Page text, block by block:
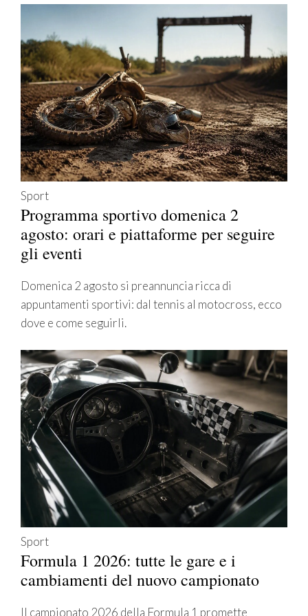
Sport
Programma sportivo domenica 2
agosto: orari e piattaforme per seguire
gli eventi
Domenica 2 agosto si preannuncia ricca di
appuntamenti sportivi: dal tennis al motocross, ecco
dove e come seguirli.
Sport
Formula 1 2026: tutte le gare e i
cambiamenti del nuovo campionato
Il campionato 2026 della Formula 1 promette